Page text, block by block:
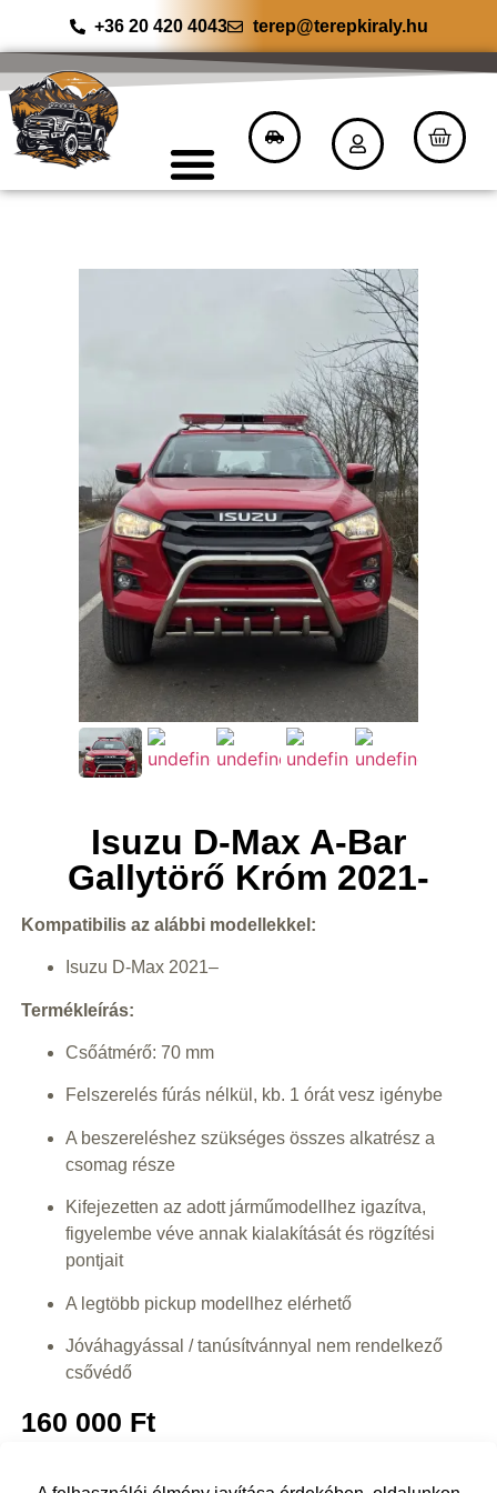
+36 20 420 4043 terep@terepkiraly.hu
Isuzu D-Max A-Bar
Gallytörő Króm 2021-
Kompatibilis az alábbi modellekkel:
Isuzu D-Max 2021–
Termékleírás:
Csőátmérő: 70 mm
Felszerelés fúrás nélkül, kb. 1 órát vesz igénybe
A beszereléshez szükséges összes alkatrész a
csomag része
Kifejezetten az adott járműmodellhez igazítva,
figyelembe véve annak kialakítását és rögzítési
pontjait
A legtöbb pickup modellhez elérhető
Jóváhagyással / tanúsítvánnyal nem rendelkező
csővédő
160 000 Ft